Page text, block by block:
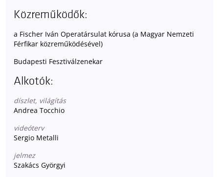
Közreműködők:
a Fischer Iván Operatársulat kórusa (a Magyar Nemzeti
Férfikar közreműködésével)
Budapesti Fesztiválzenekar
Alkotók:
díszlet, világítás
Andrea Tocchio
videóterv
Sergio Metalli
jelmez
Szakács Györgyi